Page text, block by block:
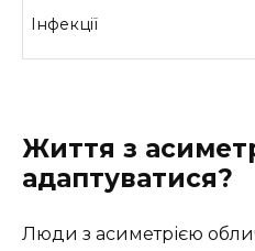
Інфекції
Життя з
адаптуватися?
Люди з асиметрією